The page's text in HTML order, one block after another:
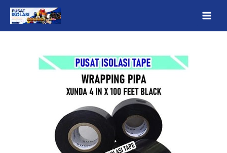
navigation